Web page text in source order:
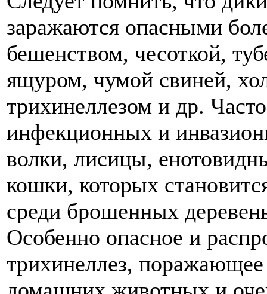
заражаются опасными
бешенством, чесоткой,
ящуром, чумой свиней,
трихинеллезом и др.
инфекционных и
волки, лисицы,
кошки, которых
среди брошенных
Особенно опасное и
трихинеллез,